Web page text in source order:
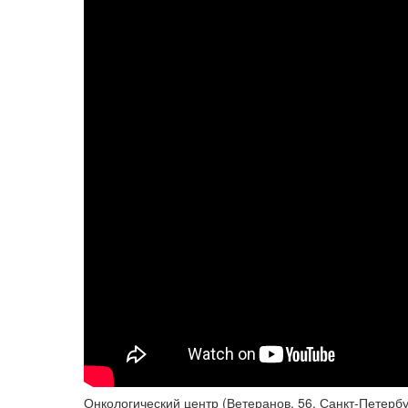
Онкологический центр (Ветеранов, 56, Санкт-